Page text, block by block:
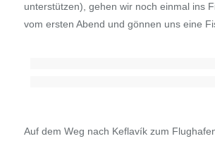
unterstützen), gehen wir noch einmal ins
vom ersten Abend und gönnen uns eine
Auf dem Weg nach Keflavík zum